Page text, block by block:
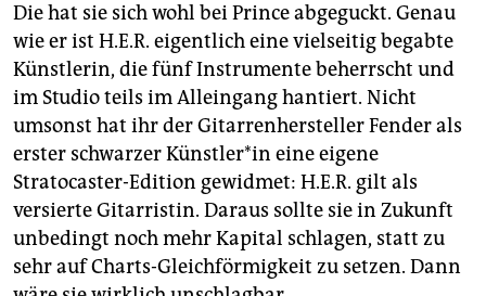
Die hat sie sich wohl bei Prince abgeguckt. Genau
wie er ist H.E.R. eigentlich eine vielseitig begabte
Künstlerin, die fünf Instrumente beherrscht und
im Studio teils im Alleingang hantiert. Nicht
umsonst hat ihr der Gitarrenhersteller Fender als
erster schwarzer Künst­le­r*in eine eigene
Stratocaster-Edition gewidmet: H.E.R. gilt als
versierte Gitarristin. Daraus sollte sie in Zukunft
unbedingt noch mehr Kapital schlagen, statt zu
sehr auf Charts-Gleichförmigkeit zu setzen. Dann